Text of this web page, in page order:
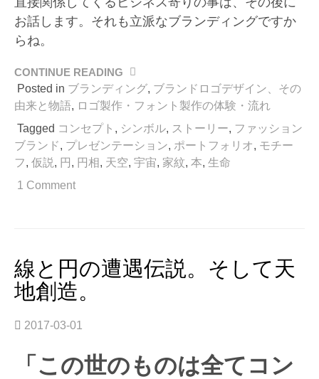
お話します。それも立派なブランディングですか
らね。
CONTINUE READING
“円
相
か
始
ま
る。
の
あ
ン。”
Posted in ブランディング, ブランドロゴデザイン、その
由来と物語, ロゴ製作・フォント製作の体験・流れ
Tagged コンセプト , シンボル, ストーリー, ファッション
ブランド, プレゼンテーション, ポートフォリオ, モチー
フ, 仮説, 円 , 円相, 天空, 宇宙, 家紋, 本, 生命
1 Comment
線と円の遭遇伝説。そして天
地創造。
2017-03-01
「この世のものは全てコン